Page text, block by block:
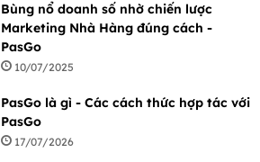
Bùng nổ doanh số nhờ chiến lược
Marketing Nhà Hàng đúng cách -
PasGo
10/07/2025
PasGo là gì - Các cách thức hợp tác với
PasGo
17/07/2026